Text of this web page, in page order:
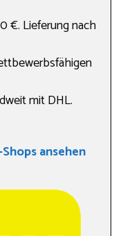
€. Lieferung nach
mit DHL.
ansehen